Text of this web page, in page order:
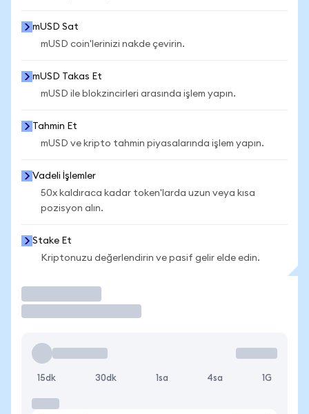
mUSD Sat
mUSD coin'lerinizi nakde çevirin.
mUSD Takas Et
mUSD ile blokzincirleri arasında işlem yapın.
Tahmin Et
mUSD ve kripto tahmin piyasalarında işlem yapın.
Vadeli İşlemler
50x kaldıraca kadar token'larda uzun veya kısa
pozisyon alın.
Stake Et
Kriptonuzu değerlendirin ve pasif gelir elde edin.
15dk 30dk 1sa 4sa 1G